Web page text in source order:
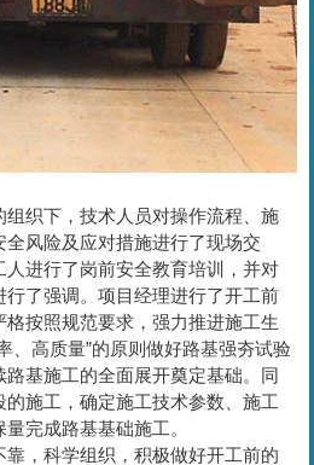
织下，技术人员对操作流程、施
风险及应对措施进行了现场交
人进行了岗前安全教育培训，并对
了强调。项目经理进行了开工前
按照规范要求，强力推进施工生
、高质量”的原则做好路基强夯试验
基施工的全面展开奠定基础。同
施工，确定施工技术参数、施工
完成路基基础施工。
，科学组织，积极做好开工前的